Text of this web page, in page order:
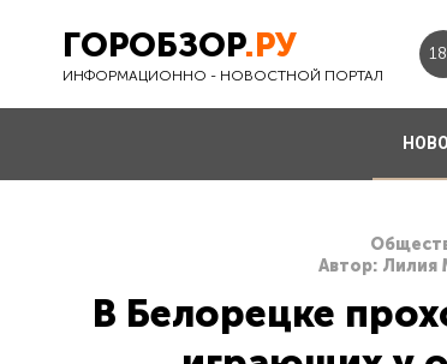
ГОРОБЗОР.РУ
ИНФОРМАЦИОННО - НОВОСТНОЙ ПОРТАЛ
Автор: Лилия
В Белорецке